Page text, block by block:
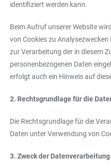
identifiziert werden kann.
Beim Aufruf unserer Website
von Cookies zu
zur Verarbeitung der in diesem
personenbezogenen Daten
erfolgt auch ein Hinweis auf
2. Rechtsgrundlage für die
Die Rechtsgrundlage für die
Daten unter Verwendung von
3. Zweck der Datenverarbeitung